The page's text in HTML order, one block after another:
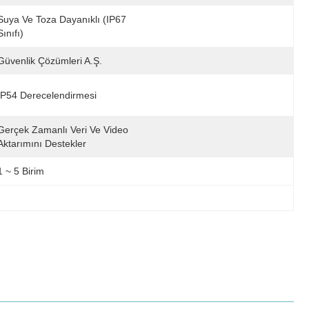
Ve Toza Dayanıklı (IP67
Çözümleri A.Ş.
Derecelendirmesi
Zamanlı Veri Ve Video
Destekler
~ 5 Birim